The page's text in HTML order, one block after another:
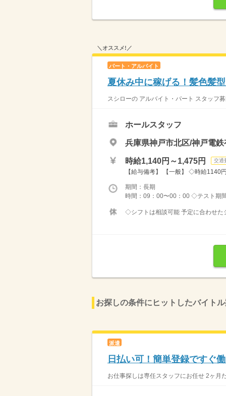
＼オススメ!／
パート・アルバイト
夏休み中に稼げる！髪色髪
スシローの アルバイト・パート スタッフ
ホールスタッフ
兵庫県神戸市北区/神戸電
時給1,140円～1,475円 交通
【給与備考】 【一般】 ◇時給
期間：長期
時間：09：00〜00：00 ◇テスト期
◇シフトは相談可能 予定に合わせた
お探しの条件にヒットしたバイト
派遣
日払い可！簡単登録ですぐ
お仕事探しは専任スタッフにお任せ 2ヶ月